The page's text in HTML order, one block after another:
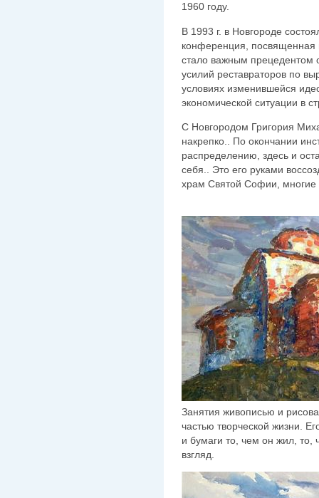
1960 году.
В 1993 г. в Новгороде
конференция,
стало важным прецедентом
усилий реставраторов по
условиях изменившейся
экономической ситуации в
С Новгородом Григория
накрепко.. По окончании
распределению, здесь и
себя.. Это его руками
храм Святой Софии, многие
Занятия живописью и
частью творческой жизни.
и бумаги то, чем он жил, то,
взгляд.